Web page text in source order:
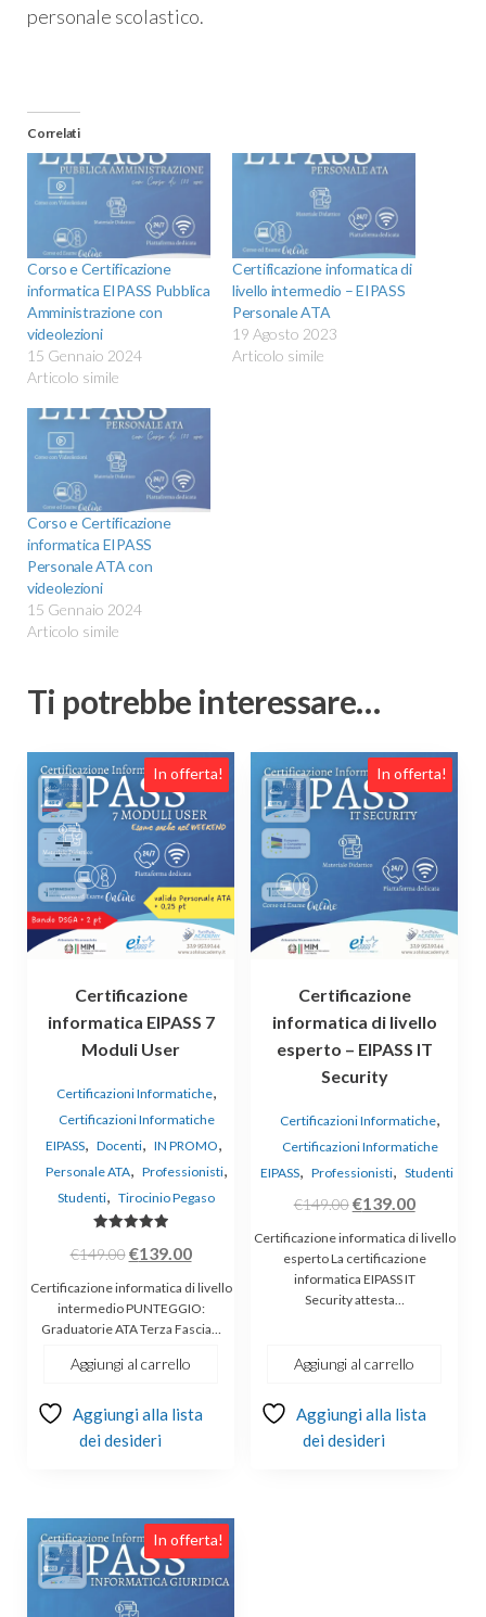
personale scolastico.
Correlati
Corso e Certificazione
informatica EIPASS Pubblica
Amministrazione con
videolezioni
15 Gennaio 2024
Articolo simile
Certificazione informatica di
livello intermedio – EIPASS
Personale ATA
19 Agosto 2023
Articolo simile
Corso e Certificazione
informatica EIPASS
Personale ATA con
videolezioni
15 Gennaio 2024
Articolo simile
Ti potrebbe interessare…
In offerta!
Certificazione
informatica EIPASS 7
Moduli User
Certificazioni Informatiche,
Certificazioni Informatiche
EIPASS, Docenti, IN PROMO,
Personale ATA, Professionisti,
Studenti, Tirocinio Pegaso
5.00
€149.00 Il
prezzo
originale
era:
€149.00.
€139.00Il
prezzo
attuale
è:
Certificazione informatica di livello
intermedio PUNTEGGIO:
Graduatorie ATA Terza Fascia…
Aggiungi al carrello
Aggiungi alla lista
dei desideri
In offerta!
Certificazione
informatica di livello
esperto – EIPASS IT
Security
Certificazioni Informatiche,
Certificazioni Informatiche
EIPASS, Professionisti, Studenti
€149.00Il
prezzo
originale
era:
€149.00.
€139.00Il
prezzo
attuale
Certificazione informatica di livello
esperto La certificazione
informatica EIPASS IT
Security attesta…
Aggiungi al carrello
Aggiungi alla lista
dei desideri
In offerta!